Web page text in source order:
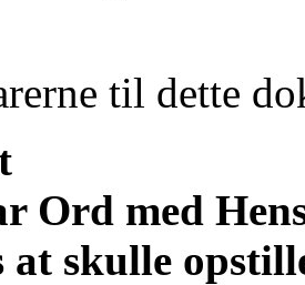
til dette
Ord med
at skulle